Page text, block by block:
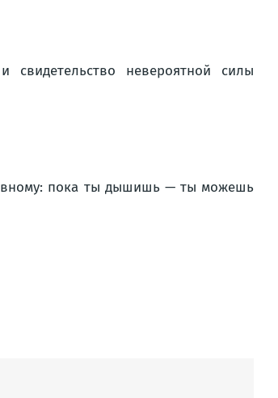
невероятной силы
пока ты дышишь — ты можешь